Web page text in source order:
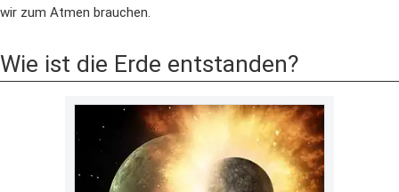
wir zum Atmen brauchen.
Wie ist die Erde entstanden?